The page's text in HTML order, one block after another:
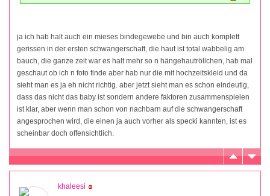
ja ich hab halt auch ein mieses bindegewebe und bin auch komplett
gerissen in der ersten schwangerschaft, die haut ist total wabbelig am
bauch, die ganze zeit war es halt mehr so n hängehautröllchen, hab mal
geschaut ob ich n foto finde aber hab nur die mit hochzeitskleid und da
sieht man es ja eh nicht richtig. aber jetzt sieht man es schon eindeutig,
dass das nicht das baby ist sondern andere faktoren zusammenspielen
ist klar, aber wenn man schon von nachbarn auf die schwangerschaft
angesprochen wird, die einen ja auch vorher als specki kannten, ist es
scheinbar doch offensichtlich.
khaleesi